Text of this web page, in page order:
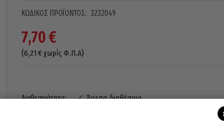
ΚΩΔΙΚΌΣ ΠΡΟΪΌΝΤΟΣ: 3232049
7,70€
(6,21 € χωρίς Φ.Π.Α)
Διαθεσιμότητα: Άμεσα διαθέσιμο